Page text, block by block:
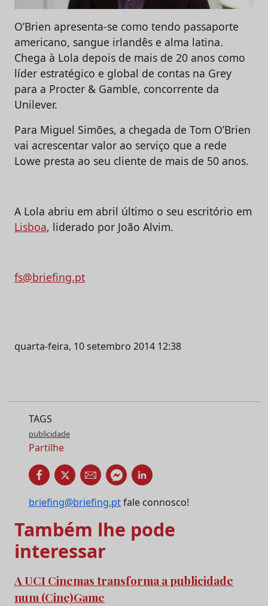
O’Brien apresenta-se como tendo passaporte
americano, sangue irlandês e alma latina.
Chega à Lola depois de mais de 20 anos como
líder estratégico e global de contas na Grey
para a Procter & Gamble, concorrente da
Unilever.
Para Miguel Simões, a chegada de Tom O’Brien
vai acrescentar valor ao serviço que a rede
Lowe presta ao seu cliente de mais de 50 anos.
A Lola abriu em abril último o seu escritório em
Lisboa, liderado por João Alvim.
fs@briefing.pt
quarta-feira, 10 setembro 2014 12:38
TAGS
publicidade
Partilhe
briefing@briefing.ptfale connosco!
Também lhe pode
interessar
A UCI Cinemas transforma a publicidade
num (Cine)Game